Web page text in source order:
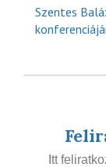
Szentes
Itt